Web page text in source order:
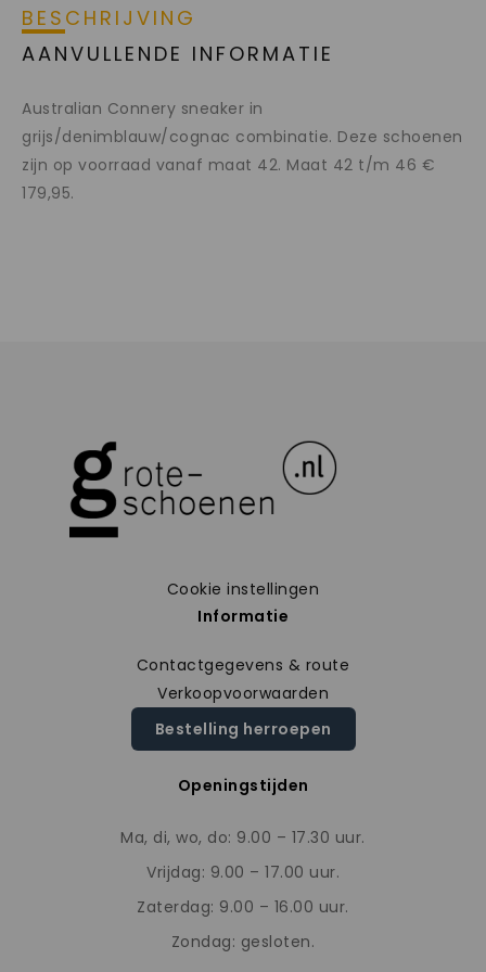
BESCHRIJVING
AANVULLENDE INFORMATIE
Australian Connery sneaker in
grijs/denimblauw/cognac combinatie. Deze schoenen
zijn op voorraad vanaf maat 42. Maat 42 t/m 46 €
179,95.
Cookie instellingen
Informatie
Contactgegevens & route
Verkoopvoorwaarden
Bestelling herroepen
Openingstijden
Ma, di, wo, do: 9.00 – 17.30 uur.
Vrijdag: 9.00 – 17.00 uur.
Zaterdag: 9.00 – 16.00 uur.
Zondag: gesloten.